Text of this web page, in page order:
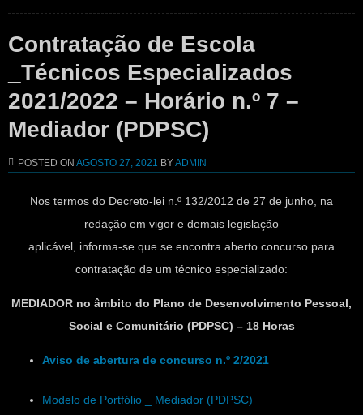
Contratação de Escola
_Técnicos Especializados
2021/2022 – Horário n.º 7 –
Mediador (PDPSC)
POSTED ON AGOSTO 27, 2021 BYADMIN
Nos termos do Decreto-lei n.º 132/2012 de 27 de junho, na
redação em vigor e demais legislação
aplicável, informa-se que se encontra aberto concurso para
contratação de um técnico especializado:
MEDIADOR no âmbito do Plano de Desenvolvimento Pessoal,
Social e Comunitário (PDPSC) – 18 Horas
Aviso de abertura de concurso n.º 2/2021
Modelo de Portfólio _ Mediador (PDPSC)